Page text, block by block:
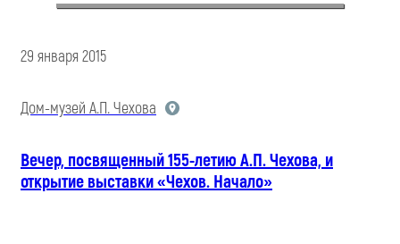
29 января 2015
Дом-музей А.П. Чехова
Вечер, посвященный 155-летию А.П. Чехова, и
открытие выставки «Чехов. Начало»